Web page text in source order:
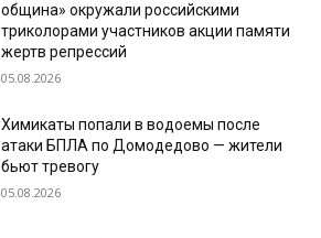
община» окружали российскими
триколорами участников акции памяти
жертв репрессий
05.08.2026
Химикаты попали в водоемы после
атаки БПЛА по Домодедово — жители
бьют тревогу
05.08.2026